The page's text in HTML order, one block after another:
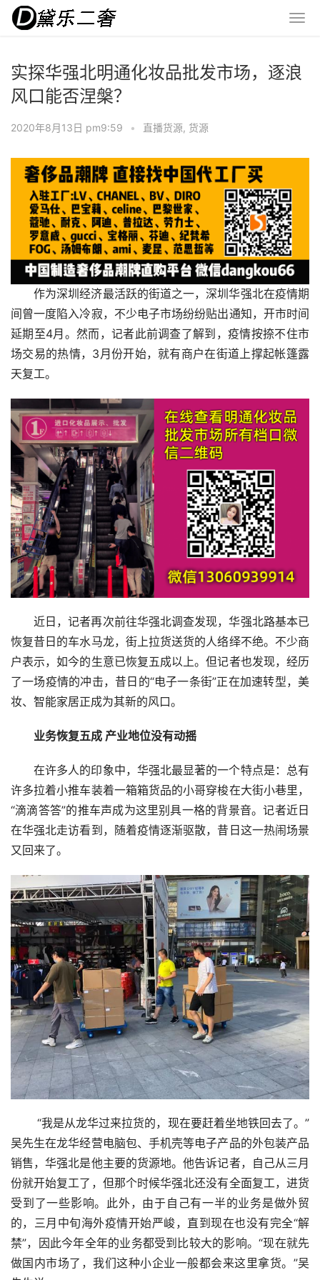
实探华强北明通化妆品批发市场，逐浪
风口能否涅槃？
2020年8月13日 pm9:59 • 直播货源, 货源
作为深圳经济最活跃的街道之一，深圳华强北在疫情期
间曾一度陷入冷寂，不少电子市场纷纷贴出通知，开市时间
延期至4月。然而，记者此前调查了解到，疫情按捺不住市
场交易的热情，3月份开始，就有商户在街道上撑起帐篷露
天复工。
近日，记者再次前往华强北调查发现，华强北路基本已
恢复昔日的车水马龙，街上拉货送货的人络绎不绝。不少商
户表示，如今的生意已恢复五成以上。但记者也发现，经历
了一场疫情的冲击，昔日的“电子一条街”正在加速转型，美
妆、智能家居正成为其新的风口。
业务恢复五成 产业地位没有动摇
在许多人的印象中，华强北最显著的一个特点是：总有
许多拉着小推车装着一箱箱货品的小哥穿梭在大街小巷里，
“滴滴答答”的推车声成为这里别具一格的背景音。记者近日
在华强北走访看到，随着疫情逐渐驱散，昔日这一热闹场景
又回来了。
“我是从龙华过来拉货的，现在要赶着坐地铁回去了。”
吴先生在龙华经营电脑包、手机壳等电子产品的外包装产品
销售，华强北是他主要的货源地。他告诉记者，自己从三月
份就开始复工了，但那个时候华强北还没有全面复工，进货
受到了一些影响。此外，由于自己有一半的业务是做外贸
的，三月中旬海外疫情开始严峻，直到现在也没有完全“解
禁”，因此今年全年的业务都受到比较大的影响。“现在就先
做国内市场了，我们这种小企业一般都会来这里拿货。”吴